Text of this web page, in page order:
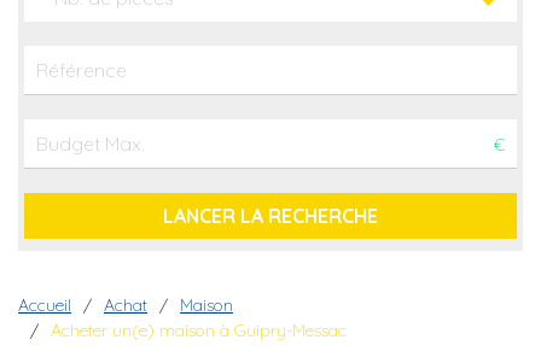
€
Fil d'Ariane
Accueil Achat
Maison
Acheter un(e) maison à Guipry-Messac